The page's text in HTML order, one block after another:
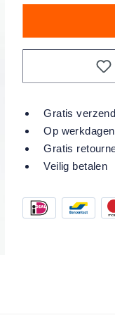
Gratis
Op
Gratis
Veilig betalen